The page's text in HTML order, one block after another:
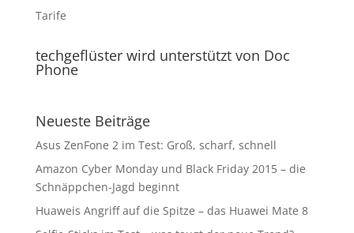
Tarife
techgeflüster wird unterstützt von Doc
Phone
Neueste Beiträge
Asus ZenFone 2 im Test: Groß, scharf, schnell
Amazon Cyber Monday und Black Friday 2015 – die
Schnäppchen-Jagd beginnt
Huaweis Angriff auf die Spitze – das Huawei Mate 8